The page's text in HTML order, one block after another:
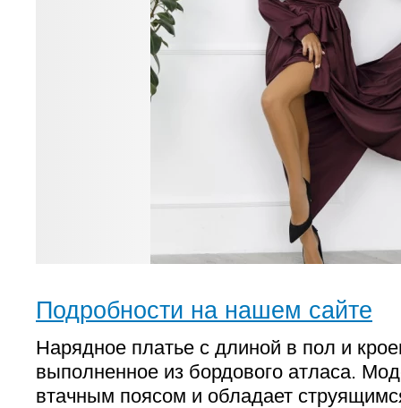
Подробности на нашем сайте
Нарядное платье с длиной в пол и
выполненное из бордового атласа.
втачным поясом и обладает